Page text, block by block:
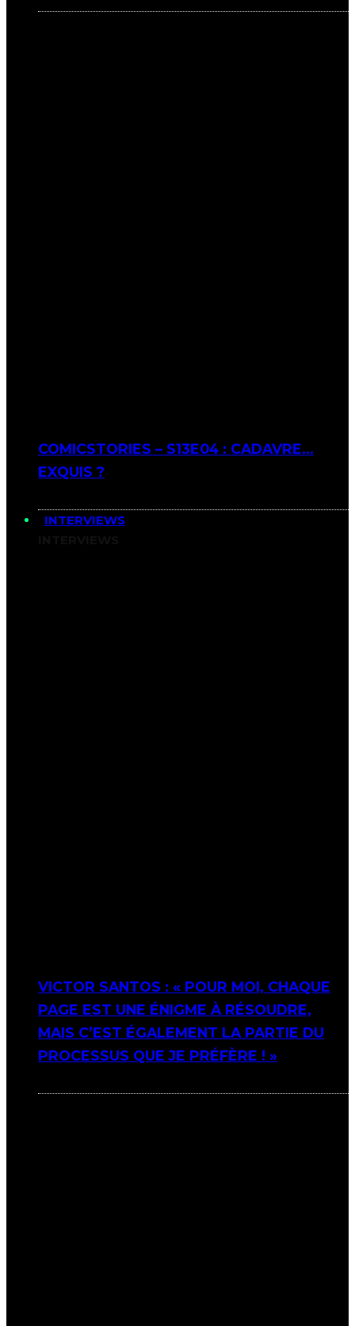
COMICSTORIES – S13E04 : CADAVRE…
EXQUIS ?
INTERVIEWS
VICTOR SANTOS : « POUR MOI, CHAQUE
PAGE EST UNE ÉNIGME À RÉSOUDRE,
MAIS C’EST ÉGALEMENT LA PARTIE DU
PROCESSUS QUE JE PRÉFÈRE ! »